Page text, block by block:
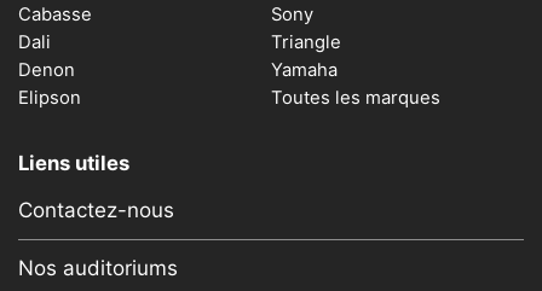
Cabasse
Dali
Denon
Elipson
Sony
Triangle
Yamaha
Toutes les marques
Liens utiles
Contactez-nous
Nos auditoriums